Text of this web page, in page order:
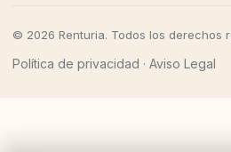
© 2026 Renturia. Todos los derechos
Política de privacidad · Aviso Legal